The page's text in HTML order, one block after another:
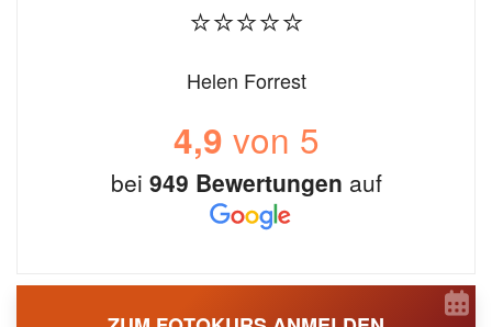
⭐⭐⭐⭐⭐
Helen Forrest
4,9 von 5
bei 949 Bewertungen auf